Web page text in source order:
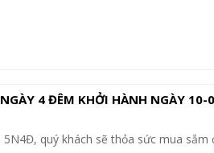
4 ĐÊM KHỞI HÀNH NGÀY 10-
quý khách sẽ thỏa sức mua sắm